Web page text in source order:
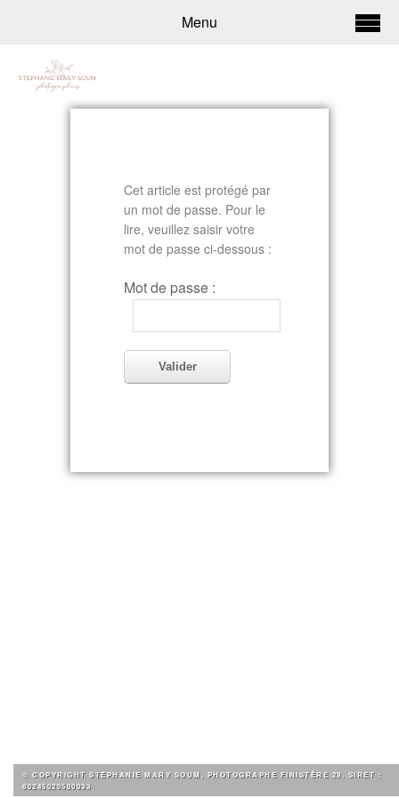
Menu
Cet article est protégé par
un mot de passe. Pour le
lire, veuillez saisir votre
mot de passe ci-dessous :
Mot de passe :
© COPYRIGHT STÉPHANIE MARY SOUM, PHOTOGRAPHE FINISTÈRE 29, SIRET :
80245020500033